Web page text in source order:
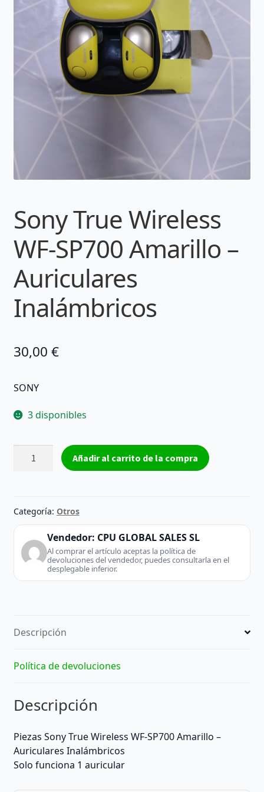
Sony True Wireless
WF-SP700 Amarillo –
Auriculares
Inalámbricos
30,00 €
SONY
3 disponibles
True
SP700
Amarillo
Auriculares
Inalámbricos
cantidad
Añadir al carrito de la compra
Categoría: Otros
Vendedor: CPU GLOBAL SALES SL
Al comprar el artículo aceptas la política de
devoluciones del vendedor, puedes consultarla en el
desplegable inferior.
Descripción
Política de devoluciones
Descripción
Piezas Sony True Wireless WF-SP700 Amarillo –
Auriculares Inalámbricos
Solo funciona 1 auricular